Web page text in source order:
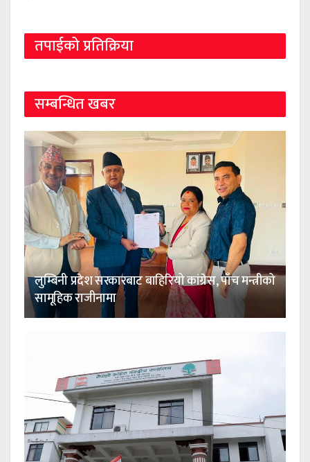
तपाईको प्रतिक्रिया
सम्बन्धित खबर
लुम्बिनी प्रदेश सरकारबाट बाहिरियो कांग्रेस, पाँच मन्त्रीको
सामूहिक राजीनामा